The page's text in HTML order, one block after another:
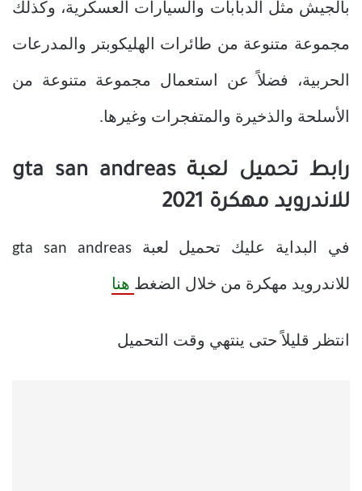
بالجيش مثل الدبابات والسيارات العسكرية، وكذلك
مجموعة متنوعة من طائرات الهليكوبتر والمدرعات
الحربية، فضلاً عن استعمال مجموعة متنوعة من
الأسلحة والذخيرة والمتفجرات وغيرها.
رابط تحميل لعبة gta san andreas
للاندرويد مهكرة 2021
في البداية عليك تحميل لعبة gta san andreas
للاندرويد مهكرة من خلال الضغط هنا
انتظر قليلاً حتى ينتهي وقت التحميل